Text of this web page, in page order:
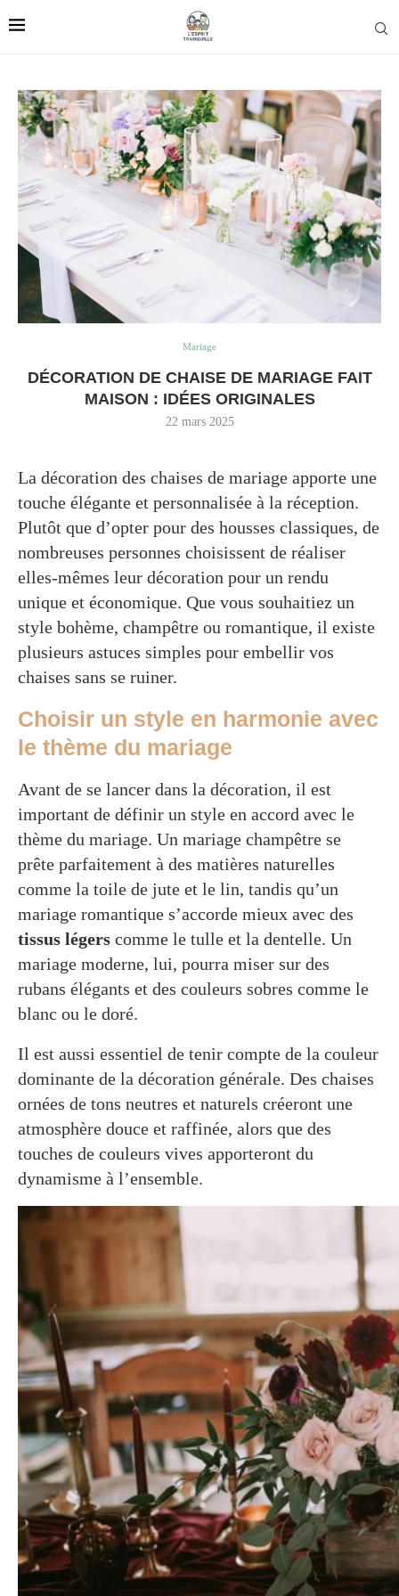
Mariage
DÉCORATION DE CHAISE DE MARIAGE FAIT
MAISON : IDÉES ORIGINALES
22 mars 2025
La décoration des chaises de mariage apporte une
touche élégante et personnalisée à la réception.
Plutôt que d’opter pour des housses classiques, de
nombreuses personnes choisissent de réaliser
elles-mêmes leur décoration pour un rendu
unique et économique. Que vous souhaitiez un
style bohème, champêtre ou romantique, il existe
plusieurs astuces simples pour embellir vos
chaises sans se ruiner.
Choisir un style en harmonie avec
le thème du mariage
Avant de se lancer dans la décoration, il est
important de définir un style en accord avec le
thème du mariage. Un mariage champêtre se
prête parfaitement à des matières naturelles
comme la toile de jute et le lin, tandis qu’un
mariage romantique s’accorde mieux avec des
tissus légers comme le tulle et la dentelle. Un
mariage moderne, lui, pourra miser sur des
rubans élégants et des couleurs sobres comme le
blanc ou le doré.
Il est aussi essentiel de tenir compte de la couleur
dominante de la décoration générale. Des chaises
ornées de tons neutres et naturels créeront une
atmosphère douce et raffinée, alors que des
touches de couleurs vives apporteront du
dynamisme à l’ensemble.